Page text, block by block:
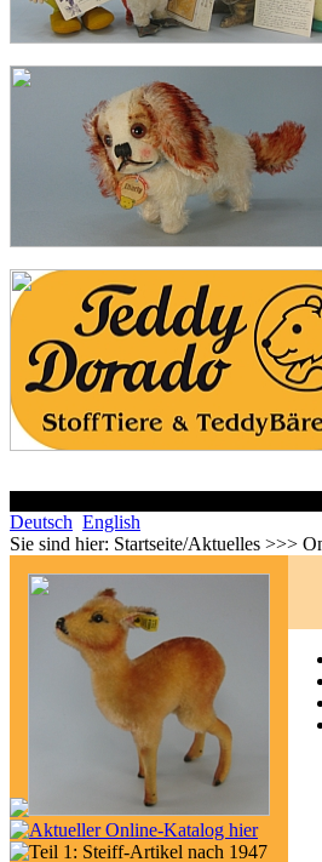
Deutsch English
Sie sind hier: Startseite/Aktuelles >>>